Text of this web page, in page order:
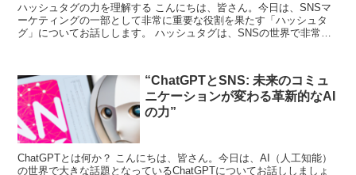
ハッシュタグの力を理解する こんにちは、皆さん。今日は、SNSマ
ーケティングの一部として非常に重要な役割を果たす「ハッシュタ
グ」についてお話しします。 ハッシュタグは、SNSの世界で非常に
“ChatGPTとSNS: 未来のコミュ
ニケーションが変わる革新的なAI
の力”
ChatGPTとは何か？ こんにちは、皆さん。今日は、AI（人工知能）
の世界で大きな話題となっているChatGPTについてお話ししましょ